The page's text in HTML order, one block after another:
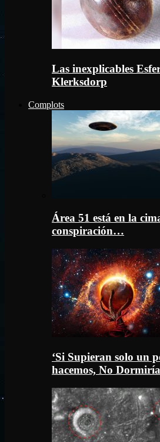
Las inexplicables
Klerksdorp
Complots
Área 51 está en la
conspiración…
‘Si Supieran solo un
hacemos, No